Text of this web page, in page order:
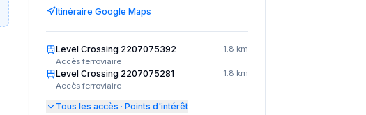
Itinéraire Google Maps
Level Crossing 2207075392
Accès ferroviaire
1.8 km
Level Crossing 2207075281
Accès ferroviaire
1.8 km
Tous les accès · Points d'intérêt